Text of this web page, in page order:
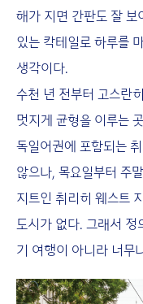
해가 지면 간판도 잘
있는 칵테일로 하루를
생각이다.
수천 년 전부터 고스란
멋지게 균형을 이루는
독일어권에 포함되는
않으나, 목요일부터 주
지트인 취리히 웨스트
도시가 없다. 그래서
기 여행이 아니라 너무